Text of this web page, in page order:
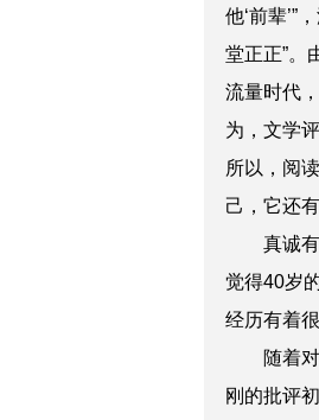
他‘前辈’”，
堂正正”。
流量时代
为，文学
所以，阅
己，它还
真诚
觉得40岁
经历有着
随着
刚的批评